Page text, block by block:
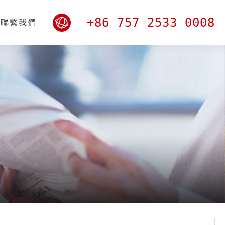
聯繫我們 +86 757 2533 0008